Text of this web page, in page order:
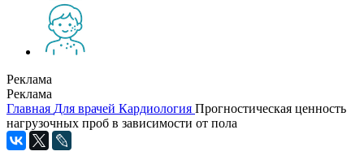
Реклама
Реклама
Главная Для врачей Кардиология Прогностическая ценность
нагрузочных проб в зависимости от пола